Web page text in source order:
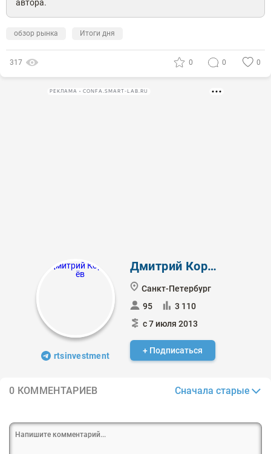
автора.
обзор рынка Итоги дня
317 0 0 0
РЕКЛАМА • CONFA.SMART-LAB.RU
rtsinvestment
Дмитрий Королёв
Санкт-Петербург
95
3 110
с 7 июля 2013
+ Подписаться
0 КОММЕНТАРИЕВ Сначала старые